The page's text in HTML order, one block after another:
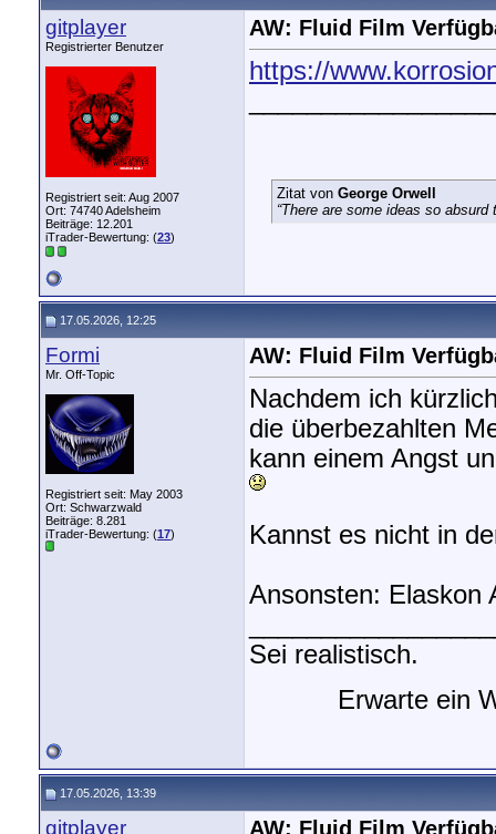
gitplayer
Registrierter Benutzer
Registriert seit: Aug 2007
Ort: 74740 Adelsheim
Beiträge: 12.201
iTrader-Bewertung: (23)
AW: Fluid Film
https://
Zitat von George Orwell
“There are some ideas so
17.05.2026, 12:25
Formi
Mr. Off-Topic
Registriert seit: May 2003
Ort: Schwarzwald
Beiträge: 8.281
iTrader-Bewertung: (17)
AW: Fluid Film
Nachdem ich
die überbezahlten
kann einem Angst
Kannst es nicht in
Ansonsten: Elaskon
Sei realistisch.
Erwarte ein
17.05.2026, 13:39
gitplayer AW: Fluid Film